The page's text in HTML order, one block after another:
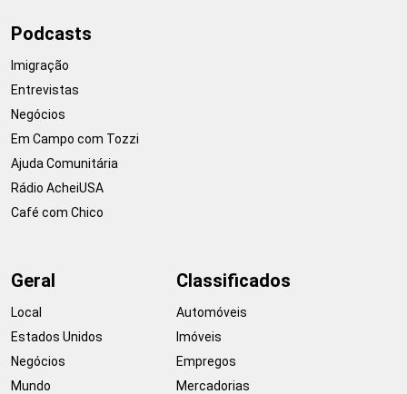
Podcasts
Imigração
Entrevistas
Negócios
Em Campo com Tozzi
Ajuda Comunitária
Rádio AcheiUSA
Café com Chico
Geral
Local
Estados Unidos
Negócios
Mundo
Classificados
Automóveis
Imóveis
Empregos
Mercadorias